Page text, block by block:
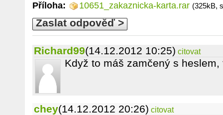
Příloha: 10651_zakaznicka-karta.rar (325kB,
Zaslat odpověď >
Richard99(14.12.2012 10:25) citovat
Když to máš zamčený s
chey(14.12.2012 20:26) citovat